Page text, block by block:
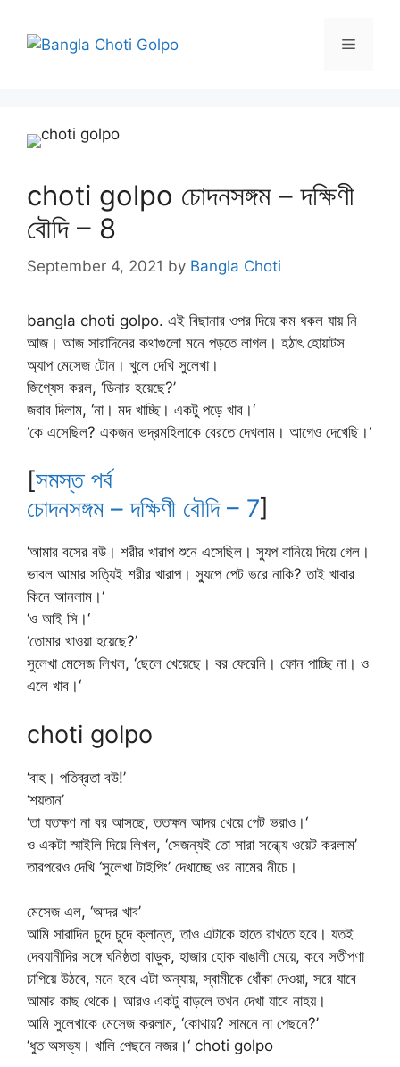
content
Menu
choti golpo চোদনসঙ্গম – দক্ষিণী
বৌদি – 8
September 4, 2021 by Bangla Choti
bangla choti golpo. এই বিছানার ওপর দিয়ে কম ধকল যায় নি
আজ। আজ সারাদিনের কথাগুলো মনে পড়তে লাগল। হঠাৎ হোয়াটস
অ্যাপ মেসেজ টোন। খুলে দেখি সুলেখা।
জিগ্যেস করল, ‘ডিনার হয়েছে?’
জবাব দিলাম, ‘না। মদ খাচ্ছি। একটু পড়ে খাব।‘
‘কে এসেছিল? একজন ভদ্রমহিলাকে বেরতে দেখলাম। আগেও দেখেছি।‘
[সমস্ত পর্ব
চোদনসঙ্গম – দক্ষিণী বৌদি – 7]
‘আমার বসের বউ। শরীর খারাপ শুনে এসেছিল। স্যুপ বানিয়ে দিয়ে গেল।
ভাবল আমার সত্যিই শরীর খারাপ। স্যুপে পেট ভরে নাকি? তাই খাবার
কিনে আনলাম।‘
‘ও আই সি।‘
‘তোমার খাওয়া হয়েছে?’
সুলেখা মেসেজ লিখল, ‘ছেলে খেয়েছে। বর ফেরেনি। ফোন পাচ্ছি না। ও
এলে খাব।‘
choti golpo
‘বাহ। পতিব্রতা বউ!’
‘শয়তান’
‘তা যতক্ষণ না বর আসছে, ততক্ষন আদর খেয়ে পেট ভরাও।‘
ও একটা স্মাইলি দিয়ে লিখল, ‘সেজন্যই তো সারা সন্ধ্যে ওয়েট করলাম’
তারপরেও দেখি ‘সুলেখা টাইপিং’ দেখাচ্ছে ওর নামের নীচে।
মেসেজ এল, ‘আদর খাব’
আমি সারাদিন চুদে চুদে ক্লান্ত, তাও এটাকে হাতে রাখতে হবে। যতই
দেবযানীদির সঙ্গে ঘনিষ্ঠতা বাড়ুক, হাজার হোক বাঙালী মেয়ে, কবে সতীপণা
চাগিয়ে উঠবে, মনে হবে এটা অন্যায়, স্বামীকে ধোঁকা দেওয়া, সরে যাবে
আমার কাছ থেকে। আরও একটু বাড়লে তখন দেখা যাবে নাহয়।
আমি সুলেখাকে মেসেজ করলাম, ‘কোথায়? সামনে না পেছনে?’
‘ধুত অসভ্য। খালি পেছনে নজর।‘ choti golpo